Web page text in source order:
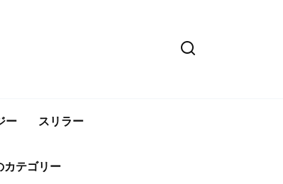
ー スリラー
カテゴリー